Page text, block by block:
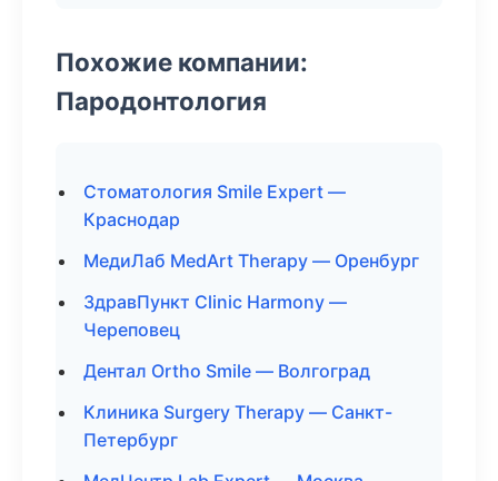
Похожие компании:
Пародонтология
Стоматология Smile Expert —
Краснодар
МедиЛаб MedArt Therapy — Оренбург
ЗдравПункт Clinic Harmony —
Череповец
Дентал Ortho Smile — Волгоград
Клиника Surgery Therapy — Санкт-
Петербург